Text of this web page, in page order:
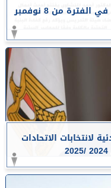
أبرز أخبار جامعة أسيوط خلال أسبوع في الفترة من 8 نوفمبر
لانتخابات الاتحادات